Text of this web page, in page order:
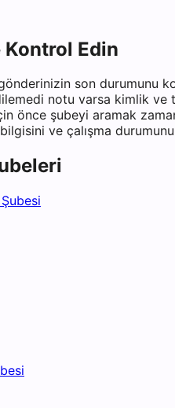
Kontrol Edin
gönderinizin son durumunu
notu varsa kimlik ve
önce şubeyi aramak
ve çalışma